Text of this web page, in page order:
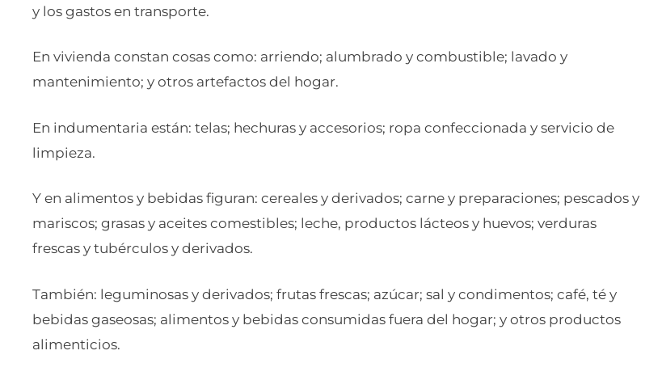
y los gastos en transporte.
En vivienda constan cosas como: arriendo; alumbrado y combustible; lavado y
mantenimiento; y otros artefactos del hogar.
En indumentaria están: telas; hechuras y accesorios; ropa confeccionada y servicio de
limpieza.
Y en alimentos y bebidas figuran: cereales y derivados; carne y preparaciones; pescados y
mariscos; grasas y aceites comestibles; leche, productos lácteos y huevos; verduras
frescas y tubérculos y derivados.
También: leguminosas y derivados; frutas frescas; azúcar; sal y condimentos; café, té y
bebidas gaseosas; alimentos y bebidas consumidas fuera del hogar; y otros productos
alimenticios.